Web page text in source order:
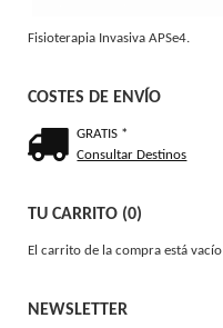
Fisioterapia Invasiva APSe4.
COSTES DE ENVÍO
GRATIS *
Consultar Destinos
TU CARRITO (0)
El carrito de la compra está vacío
NEWSLETTER